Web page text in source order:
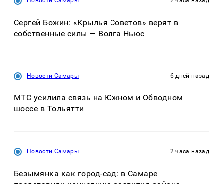
Сергей Божин: «Крылья Советов» верят в
собственные силы — Волга Ньюс
Новости Самары 6 дней назад
МТС усилила связь на Южном и Обводном
шоссе в Тольятти
Новости Самары 2 часа назад
Безымянка как город-сад: в Самаре